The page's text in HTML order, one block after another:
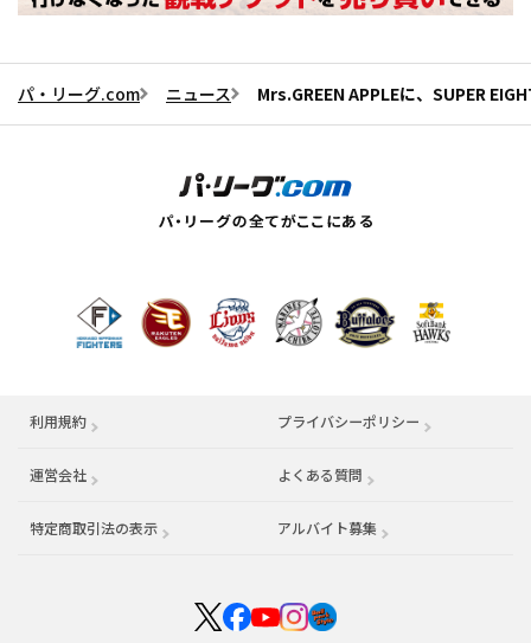
パ・リーグ.com ニュース Mrs.GREEN APPLEに、SUPER
利用規約 プライバシーポリシー
運営会社 （別ウィンドウで開く） よくある質問
特定商取引法の表示 アルバイト募集 （別ウィンドウで開く